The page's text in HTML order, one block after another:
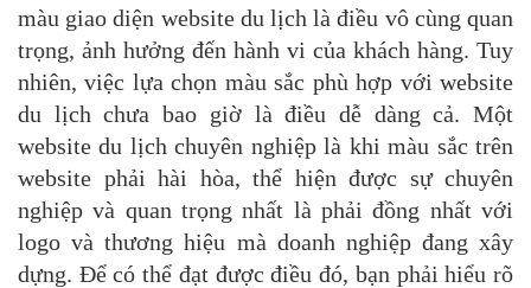
màu giao diện website du lịch là điều vô cùng quan
trọng, ảnh hưởng đến hành vi của khách hàng. Tuy
nhiên, việc lựa chọn màu sắc phù hợp với website
du lịch chưa bao giờ là điều dễ dàng cả. Một
website du lịch chuyên nghiệp là khi màu sắc trên
website phải hài hòa, thể hiện được sự chuyên
nghiệp và quan trọng nhất là phải đồng nhất với
logo và thương hiệu mà doanh nghiệp đang xây
dựng. Để có thể đạt được điều đó, bạn phải hiểu rõ